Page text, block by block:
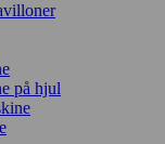
på hjul